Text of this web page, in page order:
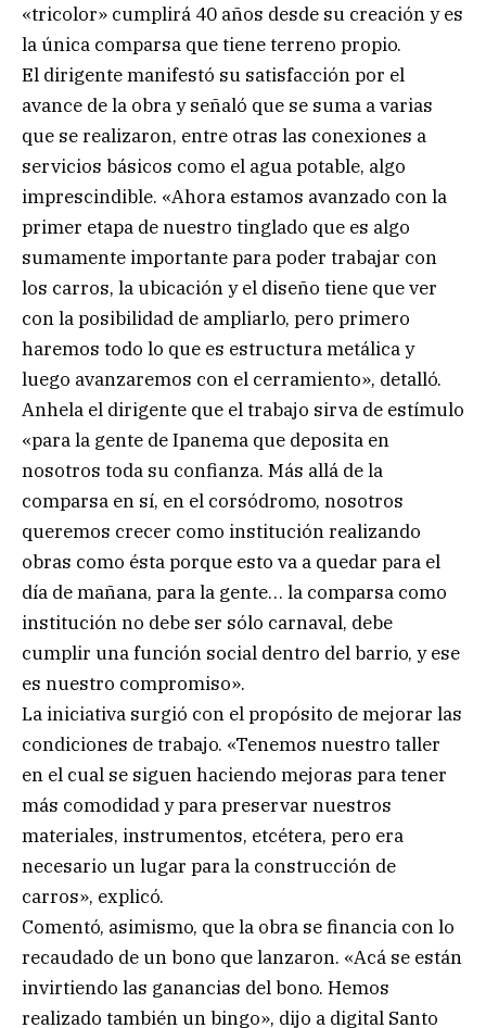
«tricolor» cumplirá 40 años desde su creación y es
la única comparsa que tiene terreno propio.
El dirigente manifestó su satisfacción por el
avance de la obra y señaló que se suma a varias
que se realizaron, entre otras las conexiones a
servicios básicos como el agua potable, algo
imprescindible. «Ahora estamos avanzado con la
primer etapa de nuestro tinglado que es algo
sumamente importante para poder trabajar con
los carros, la ubicación y el diseño tiene que ver
con la posibilidad de ampliarlo, pero primero
haremos todo lo que es estructura metálica y
luego avanzaremos con el cerramiento», detalló.
Anhela el dirigente que el trabajo sirva de estímulo
«para la gente de Ipanema que deposita en
nosotros toda su confianza. Más allá de la
comparsa en sí, en el corsódromo, nosotros
queremos crecer como institución realizando
obras como ésta porque esto va a quedar para el
día de mañana, para la gente… la comparsa como
institución no debe ser sólo carnaval, debe
cumplir una función social dentro del barrio, y ese
es nuestro compromiso».
La iniciativa surgió con el propósito de mejorar las
condiciones de trabajo. «Tenemos nuestro taller
en el cual se siguen haciendo mejoras para tener
más comodidad y para preservar nuestros
materiales, instrumentos, etcétera, pero era
necesario un lugar para la construcción de
carros», explicó.
Comentó, asimismo, que la obra se financia con lo
recaudado de un bono que lanzaron. «Acá se están
invirtiendo las ganancias del bono. Hemos
realizado también un bingo», dijo a digital Santo